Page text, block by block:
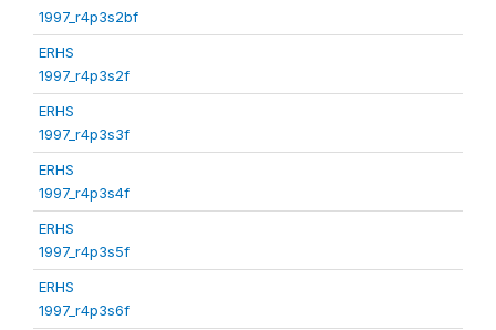
1997_r4p3s2bf
ERHS
1997_r4p3s2f
ERHS
1997_r4p3s3f
ERHS
1997_r4p3s4f
ERHS
1997_r4p3s5f
ERHS
1997_r4p3s6f